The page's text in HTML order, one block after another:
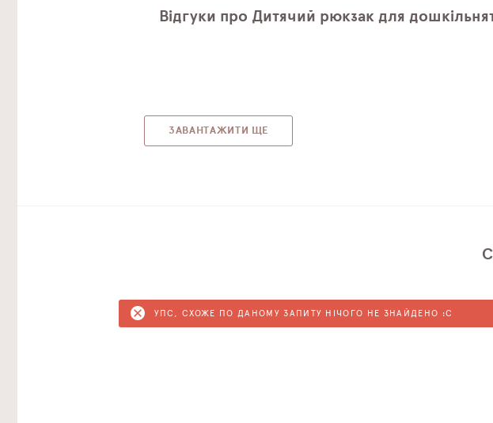
Відгуки про Дитячий рюкзак для
ЗАВАНТАЖИТИ ЩЕ
УПС, СХОЖЕ ПО ДАНОМУ ЗАПИТУ НІЧОГО НЕ ЗНАЙДЕНО :C